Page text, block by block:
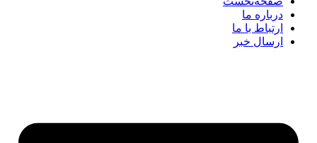
درباره ما
ارتباط با ما
ارسال خبر